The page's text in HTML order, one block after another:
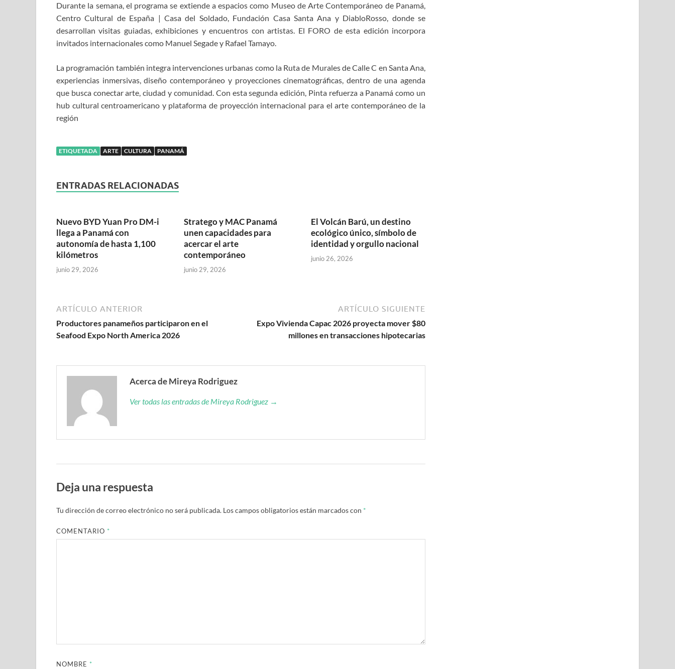
Durante la semana, el programa se extiende a espacios como Museo de Arte Contemporáneo de Panamá,
Centro Cultural de España | Casa del Soldado, Fundación Casa Santa Ana y DiabloRosso, donde se
desarrollan visitas guiadas, exhibiciones y encuentros con artistas. El FORO de esta edición incorpora
invitados internacionales como Manuel Segade y Rafael Tamayo.
La programación también integra intervenciones urbanas como la Ruta de Murales de Calle C en Santa Ana,
experiencias inmersivas, diseño contemporáneo y proyecciones cinematográficas, dentro de una agenda
que busca conectar arte, ciudad y comunidad. Con esta segunda edición, Pinta refuerza a Panamá como un
hub cultural centroamericano y plataforma de proyección internacional para el arte contemporáneo de la
región
ETIQUETADA ARTE CULTURA PANAMÁ
ENTRADAS RELACIONADAS
Nuevo BYD Yuan Pro DM-i
llega a Panamá con
autonomía de hasta 1,100
kilómetros
junio 29, 2026
Stratego y MAC Panamá
unen capacidades para
acercar el arte
contemporáneo
junio 29, 2026
El Volcán Barú, un destino
ecológico único, símbolo de
identidad y orgullo nacional
junio 26, 2026
ARTÍCULO ANTERIOR
Productores panameños participaron en el
Seafood Expo North America 2026
ARTÍCULO SIGUIENTE
Expo Vivienda Capac 2026 proyecta mover $80
millones en transacciones hipotecarias
Acerca de Mireya Rodriguez
Ver todas las entradas de Mireya Rodriguez →
Deja una respuesta
Tu dirección de correo electrónico no será publicada. Los campos obligatorios están marcados con *
COMENTARIO *
NOMBRE *